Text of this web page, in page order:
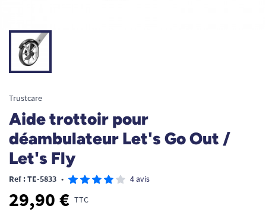
Trustcare
Aide trottoir pour
déambulateur Let's Go Out /
Let's Fly
Ref : TE-5833 • 4 avis
29,90 € TTC